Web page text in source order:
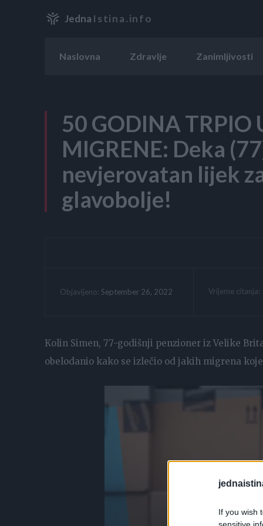
If you wish
sensitive
Jedna Istina.info
Naslovna Zdravlje Zanimljivosti
50 GODINA TRPIO
MIGRENE: Deka
nevjerovatan lijek
glavobolje!
Objavljeno: September 26, 2022 Vrijeme citanja:
Kolin Simen, 77-godišnji penzioner iz Velike
obelodanio kako se izlečio od jakih migrena